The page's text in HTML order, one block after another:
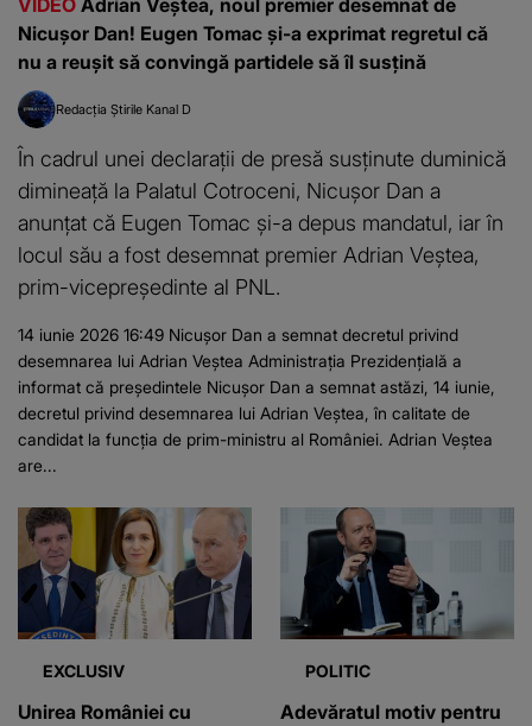
VIDEO Adrian Veștea, noul premier desemnat de
Nicușor Dan! Eugen Tomac și-a exprimat regretul că
nu a reușit să convingă partidele să îl susțină
Redacția Știrile Kanal D
În cadrul unei declarații de presă susținute duminică
dimineață la Palatul Cotroceni, Nicușor Dan a
anunțat că Eugen Tomac și-a depus mandatul, iar în
locul său a fost desemnat premier Adrian Veștea,
prim-vicepreședinte al PNL.
14 iunie 2026 16:49 Nicușor Dan a semnat decretul privind
desemnarea lui Adrian Veștea Administrația Prezidențială a
informat că președintele Nicușor Dan a semnat astăzi, 14 iunie,
decretul privind desemnarea lui Adrian Veştea, în calitate de
candidat la funcţia de prim-ministru al României. Adrian Veștea
are...
EXCLUSIV
Unirea României cu
POLITIC
Adevăratul motiv pentru